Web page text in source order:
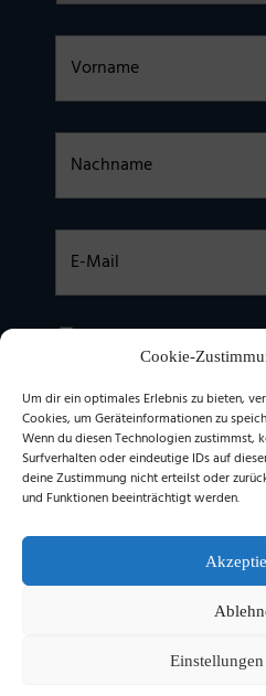
Cookie-
Um dir ein optimales Erlebnis zu bieten,
Cookies, um Geräteinformationen zu
Wenn du diesen Technologien zustimmst,
Surfverhalten oder eindeutige IDs auf
deine Zustimmung nicht erteilst oder
und Funktionen beeinträchtigt werden.
Einstellungen
genommen. Ich stimme zu, dass
Einwilligung jederzeit für die Zukunft
stephan@stephangrabmeier.de